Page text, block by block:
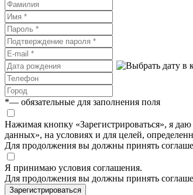
*— обязательные для заполнения поля
Нажимая кнопку «Зарегистрироваться», я
данных», на условиях и для целей,
Для продолжения вы должны принять
Я принимаю условия соглашения.
Для продолжения вы должны принять
Зарегистрироваться